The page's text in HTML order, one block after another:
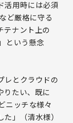
活用時には必須
ど厳格に守る
テナント上の
という懸念
レとクラウドの
りたい、既に
ニッチな様々
」（清水様）